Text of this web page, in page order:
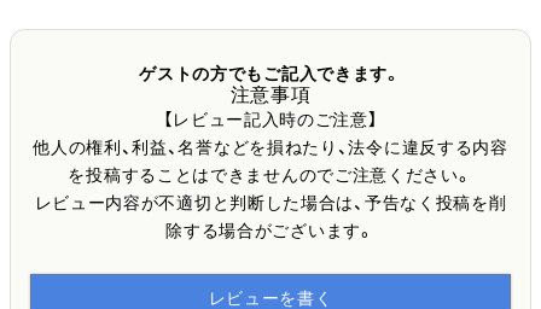
ゲストの方でもご記入できます。
注意事項
【レビュー記入時のご注意】
他人の権利、利益、名誉などを損ねたり、法令に違反する内容
を投稿することはできませんのでご注意ください。
レビュー内容が不適切と判断した場合は、予告なく投稿を削
除する場合がございます。
レビューを書く